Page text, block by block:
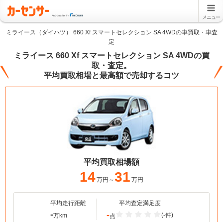
メニュー
ミライース（ダイハツ） 660 Xf スマートセレクション SA 4WDの車買取・車査
定
ミライース 660 Xf スマートセレクション SA 4WDの買
取・査定。
平均買取相場と最高額で売却するコツ
平均買取相場額
14万円～31 万円
平均走行距離
-万km
平均査定満足度
-点 (-件)